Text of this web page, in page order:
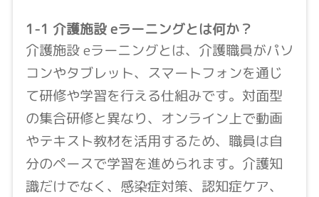
1-1 介護施設 eラーニングとは何か？
介護施設 eラーニングとは、介護職員がパソ
コンやタブレット、スマートフォンを通じ
て研修や学習を行える仕組みです。対面型
の集合研修と異なり、オンライン上で動画
やテキスト教材を活用するため、職員は自
分のペースで学習を進められます。介護知
識だけでなく、感染症対策、認知症ケア、